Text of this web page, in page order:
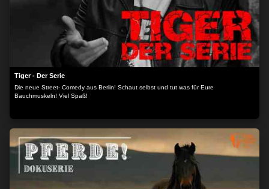
Tiger - Der Serie
Die neue Street- Comedy aus Berlin! Schaut selbst und tut was für Eure
Bauchmuskeln! Viel Spaß!